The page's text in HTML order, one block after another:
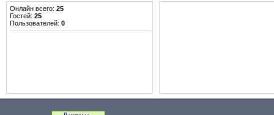
Онлайн всего: 25
Гостей: 25
Пользователей: 0